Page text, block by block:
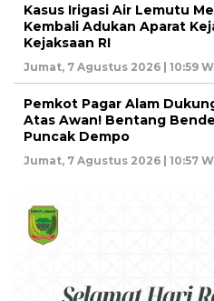
Kasus Irigasi Air Lemutu
Kembali Adukan Aparat
Kejaksaan RI
Jumat, 7 Agustus 2026 | 10:59
Pemkot Pagar Alam
Atas Awan! Bentang
Puncak Dempo
Jumat, 7 Agustus 2026 | 10:57